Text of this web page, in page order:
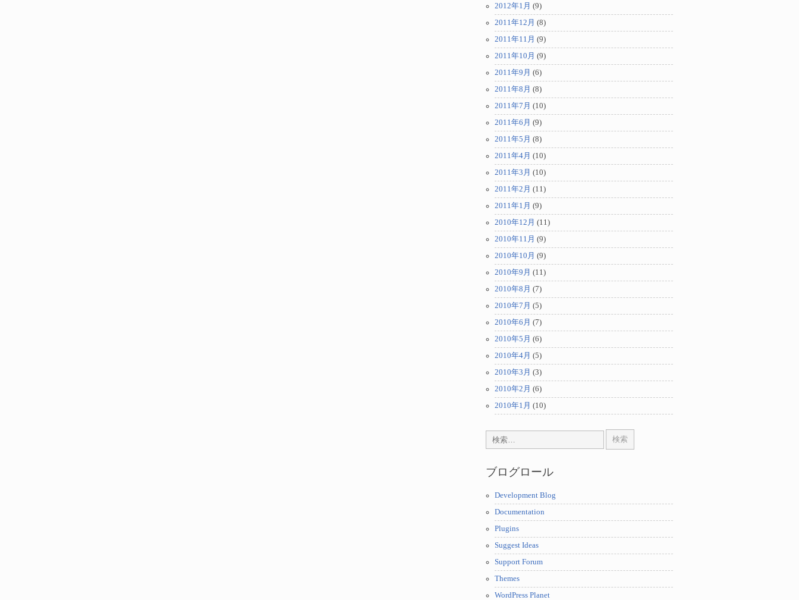
2012年1月 (9)
2011年12月 (8)
2011年11月 (9)
2011年10月 (9)
2011年9月 (6)
2011年8月 (8)
2011年7月 (10)
2011年6月 (9)
2011年5月 (8)
2011年4月 (10)
2011年3月 (10)
2011年2月 (11)
2011年1月 (9)
2010年12月 (11)
2010年11月 (9)
2010年10月 (9)
2010年9月 (11)
2010年8月 (7)
2010年7月 (5)
2010年6月 (7)
2010年5月 (6)
2010年4月 (5)
2010年3月 (3)
2010年2月 (6)
2010年1月 (10)
ブログロール
Development Blog
Documentation
Plugins
Suggest Ideas
Support Forum
Themes
WordPress Planet